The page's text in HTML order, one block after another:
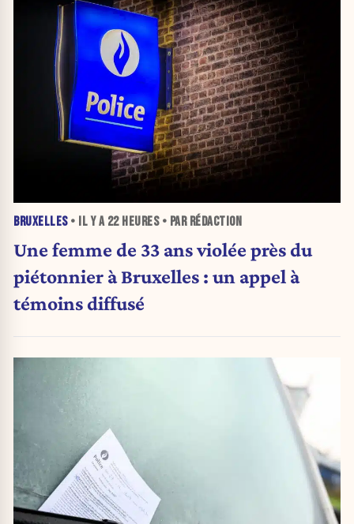
BRUXELLES• IL Y A 22 HEURES• PAR RÉDACTION
Une femme de 33 ans violée près du
piétonnier à Bruxelles : un appel à
témoins diffusé